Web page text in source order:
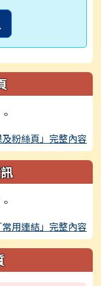
粉絲頁」完整內容
用連結」完整內容